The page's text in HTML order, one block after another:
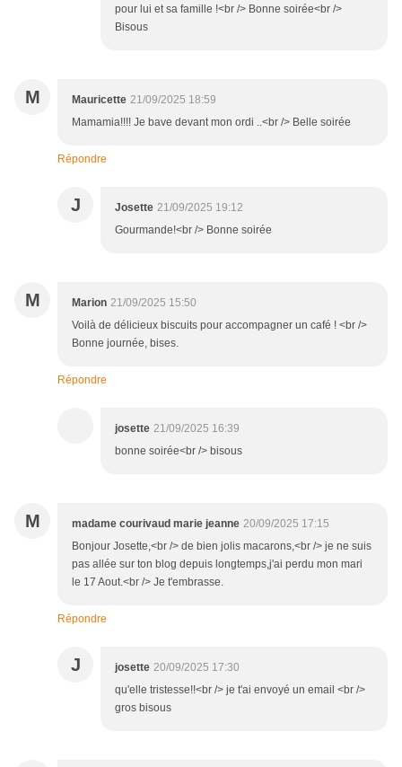
pour lui et sa famille !<br /> Bonne soirée<br />
Bisous
M Mauricette 21/09/2025 18:59
Mamamia!!!! Je bave devant mon ordi ..<br /> Belle soirée
Répondre
J Josette 21/09/2025 19:12
Gourmande!<br /> Bonne soirée
M Marion 21/09/2025 15:50
Voilà de délicieux biscuits pour accompagner un café ! <br />
Bonne journée, bises.
Répondre
josette 21/09/2025 16:39
bonne soirée<br /> bisous
M madame courivaud marie jeanne 20/09/2025 17:15
Bonjour Josette,<br /> de bien jolis macarons,<br /> je ne suis
pas allée sur ton blog depuis longtemps,j'ai perdu mon mari
le 17 Aout.<br /> Je t'embrasse.
Répondre
J josette 20/09/2025 17:30
qu'elle tristesse!!<br /> je t'ai envoyé un email <br />
gros bisous